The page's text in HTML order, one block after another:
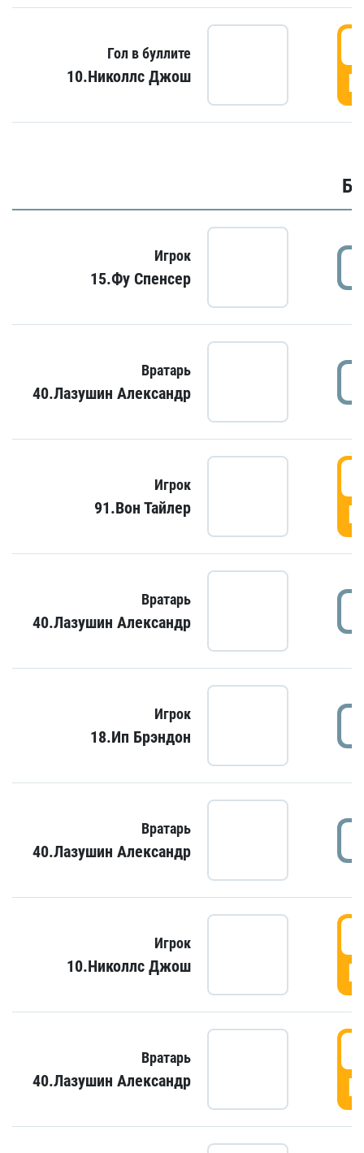
Гол в буллите
10.Николлс Джош
Игрок
15.Фу Спенсер
Вратарь
40.Лазушин Александр
Игрок
91.Вон Тайлер
Вратарь
40.Лазушин Александр
Игрок
18.Ип Брэндон
Вратарь
40.Лазушин Александр
Игрок
10.Николлс Джош
Вратарь
40.Лазушин Александр